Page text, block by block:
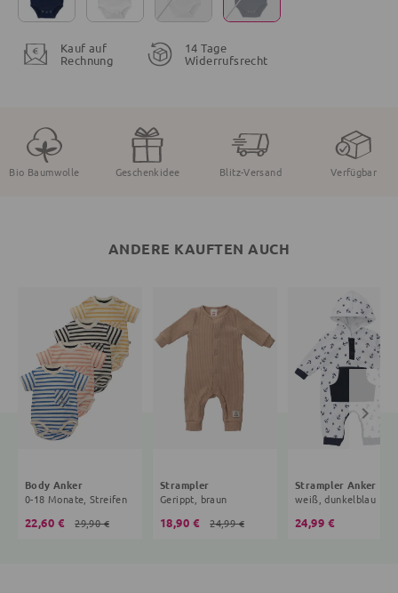
Kauf auf
Rechnung
14 Tage
Widerrufsrecht
Bio Baumwolle Geschenkidee Blitz-Versand Verfügbar
ANDERE KAUFTEN AUCH
Body Anker
0-18 Monate, Streifen
22,60 € 29,90 €
Strampler
Gerippt, braun
18,90 € 24,99 €
Strampler Anker
weiß, dunkelblau
24,99 €